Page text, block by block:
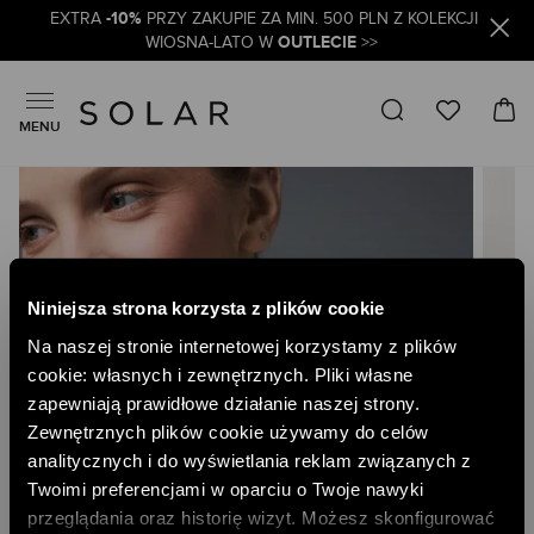
Niniejsza strona korzysta z plików cookie
Na naszej stronie internetowej korzystamy z plików
cookie: własnych i zewnętrznych. Pliki własne
zapewniają prawidłowe działanie naszej strony.
Zewnętrznych plików cookie używamy do celów
analitycznych i do wyświetlania reklam związanych z
Twoimi preferencjami w oparciu o Twoje nawyki
przeglądania oraz historię wizyt. Możesz skonfigurować
EXTRA -10% PRZY ZAKUPIE ZA MIN. 500 PLN Z KOLEKCJI
WIOSNA-LATO W OUTLECIE>>
MENU
to
the
end
images
gallery